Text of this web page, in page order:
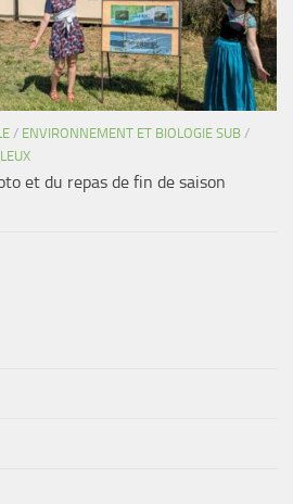
/ ENVIRONNEMENT ET BIOLOGIE SUB /
et du repas de fin de saison